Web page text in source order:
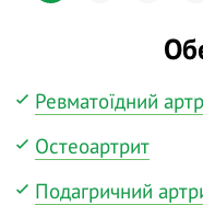
Ревматоїдний
Остеоартрит
Подагричний